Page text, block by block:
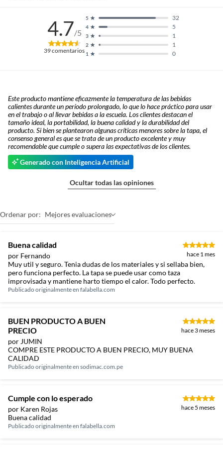
4.7/5
39comentarios 1 0
2 1
3 1
4 5
5 32
Este producto mantiene eficazmente la temperatura de las bebidas
calientes durante un período prolongado, lo que lo hace práctico para usar
en el trabajo o al llevar bebidas a la escuela. Los clientes destacan el
tamaño ideal, la portabilidad, la buena calidad y la durabilidad del
producto. Si bien se plantearon algunas críticas menores sobre la tapa, el
consenso general es que se trata de un producto excelente y muy
recomendable que cumple o supera las expectativas de los clientes.
Generado con Inteligencia Artificial
Ocultar todas las opiniones
Ordenar por: Mejores evaluaciones
Buena calidad
por Fernando hace 1 mes
Muy util y seguro. Tenia dudas de los materiales y si sellaba bien,
pero funciona perfecto. La tapa se puede usar como taza
improvisada y mantiene harto tiempo el calor. Todo perfecto.
Publicado originalmente en falabella.com
BUEN PRODUCTO A BUEN
PRECIO
por JUMIN
hace 3 meses
COMPRE ESTE PRODUCTO A BUEN PRECIO, MUY BUENA
CALIDAD
Publicado originalmente en sodimac.com.pe
Cumple con lo esperado
por Karen Rojas hace 5 meses
Buena calidad
Publicado originalmente en falabella.com